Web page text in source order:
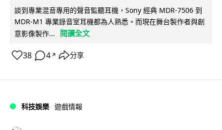
談到專業混音專用的聲音監聽耳機，Sony 經典 MDR-7506 到
MDR-M1 專業錄音室耳機都為人熟悉。而現在舞台製作者與創
意影像製作...
閱讀全文
38 4 ↗ 分享
科技娛樂 遊戲情報